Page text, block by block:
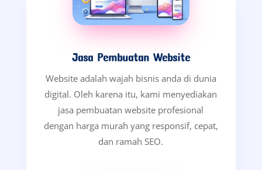
Jasa Pembuatan Website
Website adalah wajah bisnis anda di dunia
digital. Oleh karena itu, kami menyediakan
jasa pembuatan website profesional
dengan harga murah yang responsif, cepat,
dan ramah SEO.